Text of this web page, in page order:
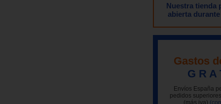
Nuestra tienda
abierta
Gastos
G R A
Envíos España
pedidos
(más iva)